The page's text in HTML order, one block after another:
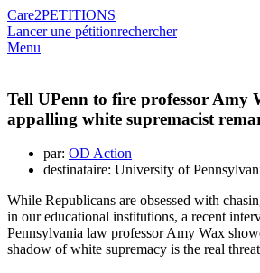
Care2PETITIONS
Lancer une pétitionrechercher
Menu
Tell UPenn to fire professor Amy
appalling white supremacist
par: OD Action
destinataire: University of
While Republicans are obsessed with
in our educational institutions, a recent
Pennsylvania law professor Amy Wax
shadow of white supremacy is the real